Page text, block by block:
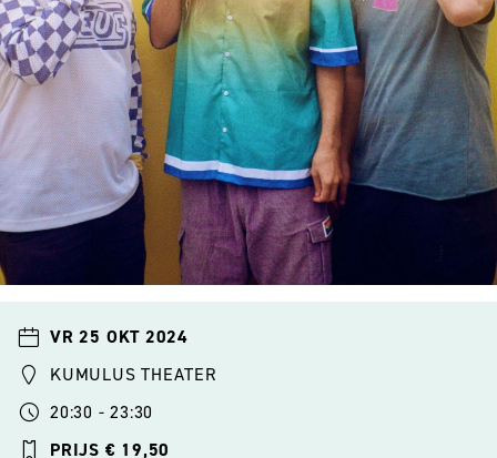
VR 25 OKT 2024
KUMULUS THEATER
20:30 - 23:30
PRIJS € 19,50